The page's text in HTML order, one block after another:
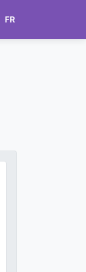
FR